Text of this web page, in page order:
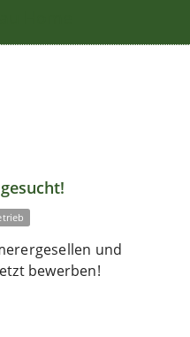
und
bewerben!